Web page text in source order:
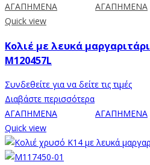
ΑΓΑΠΗΜΕΝΑ
ΑΓΑΠΗΜΕΝΑ
Quick view
Κολιέ με λευκά
M120457L
Συνδεθείτε για να δείτε τις τιμές
Διαβάστε περισσότερα
ΑΓΑΠΗΜΕΝΑ
ΑΓΑΠΗΜΕΝΑ
Quick view